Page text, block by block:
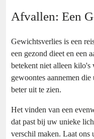
Afvallen: Een
Gewichtsverlies is een
een gezond dieet en een
betekent niet alleen kilo's
gewoontes aannemen
beter uit te zien.
Het vinden van een
dat past bij uw unieke
verschil maken. Laat ons